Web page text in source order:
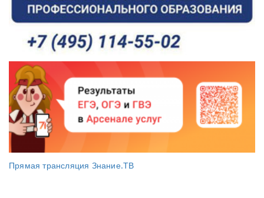
Прямая трансляция Знание.ТВ